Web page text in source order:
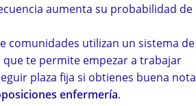
aumenta su probabilidad de
comunidades utilizan un sistema de
te permite empezar a trabajar
plaza fija si obtienes buena nota
enfermería.